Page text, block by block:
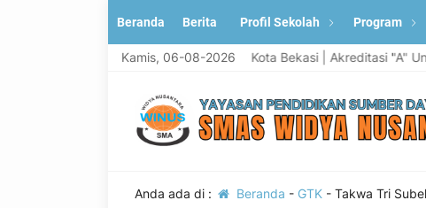
Beranda Berita Profil Sekolah Program
Kamis, 06-08-2026
di Situs resmi SMA Widya Nusantara Kota Bekasi | Akreditasi "A"
Anda ada di : Beranda - GTK- Takwa Tri